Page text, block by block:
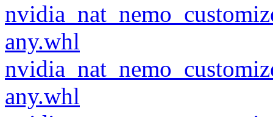
any.whl
any.whl